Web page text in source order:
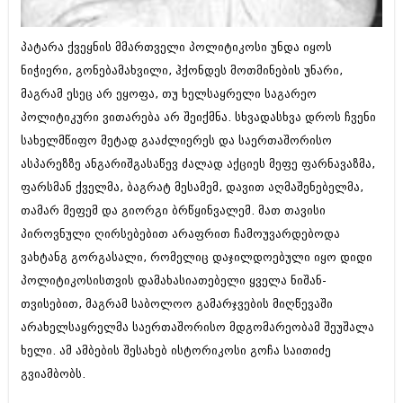
კულინარია
ავტორჩევები
ბელადები
ბიზნესსიახლეები
გვარები
თემიდას სასწორი
იუმორი
კალეიდოსკოპი
ჰოროსკოპი და შეუცნობელი
კრიმინალი
რომანი და დეტექტივი
სახალისო ამბები
ბიზნესსიახლეები
გვარები
თემიდას სასწორი
იუმორი
კალეიდოსკოპი
ჰოროსკოპი და შეუცნობელი
კრიმინალი
რომანი და დეტექტივი
სახალისო ამბები
შოუბიზნესი
დაიჯესტი
პატარა ქვეყნის მმართველი პოლიტიკოსი უნდა იყოს
ნიჭიერი, გონებამახვილი, ჰქონდეს მოთმინების უნარი,
მაგრამ ესეც არ ეყოფა, თუ ხელსაყრელი საგარეო
პოლიტიკური ვითარება არ შეიქმნა. სხვადასხვა დროს ჩვენი
სახელმწიფო მეტად გააძლიერეს და საერთაშორისო
ასპარეზზე ანგარიშგასაწევ ძალად აქციეს მეფე ფარნავაზმა,
ფარსმან ქველმა, ბაგრატ მესამემ, დავით აღმაშენებელმა,
თამარ მეფემ და გიორგი ბრწყინვალემ. მათ თავისი
პიროვნული ღირსებებით არაფრით ჩამოუვარდებოდა
ვახტანგ გორგასალი, რომელიც დაჯილდოებული იყო დიდი
პოლიტიკოსისთვის დამახასიათებელი ყველა ნიშან-
თვისებით, მაგრამ საბოლოო გამარჯვების მიღწევაში
არახელსაყრელმა საერთაშორისო მდგომარეობამ შეუშალა
ხელი. ამ ამბების შესახებ ისტორიკოსი გოჩა საითიძე
გვიამბობს.